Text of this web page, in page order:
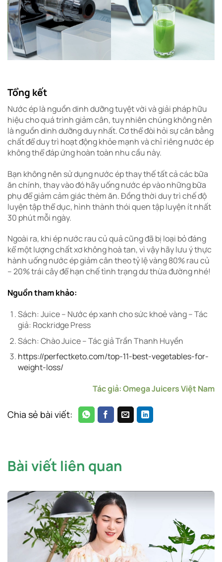
Tổng kết
Nước ép là nguồn dinh dưỡng tuyệt vời và giải pháp hữu
hiệu cho quá trình giảm cân, tuy nhiên chúng không nên
là nguồn dinh dưỡng duy nhất. Cơ thể đòi hỏi sự cân bằng
chất để duy trì hoạt động khỏe mạnh và chỉ riêng nước ép
không thể đáp ứng hoàn toàn nhu cầu này.
Bạn không nên sử dụng nước ép thay thế tất cả các bữa
ăn chính, thay vào đó hãy uống nước ép vào những bữa
phụ để giảm cảm giác thèm ăn. Đồng thời duy trì chế độ
luyện tập thể dục, hình thành thói quen tập luyện ít nhất
30 phút mỗi ngày.
Ngoài ra, khi ép nước rau củ quả cũng đã bị loại bỏ đáng
kể một lượng chất xơ không hoà tan, vì vậy hãy lưu ý thực
hành uống nước ép giảm cân theo tỷ lệ vàng 80% rau củ
– 20% trái cây để hạn chế tình trạng dư thừa đường nhé!
Nguồn tham khảo:
Sách: Juice – Nước ép xanh cho sức khoẻ vàng – Tác
giả: Rockridge Press
Sách: Chào Juice – Tác giả Trần Thanh Huyền
https://perfectketo.com/top-11-best-vegetables-for-
weight-loss/
Tác giả: Omega Juicers Việt Nam
Chia sẻ bài viết:
Bài viết liên quan